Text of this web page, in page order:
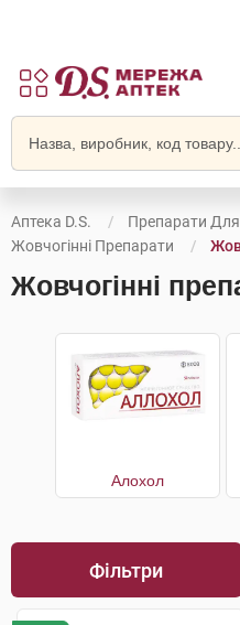
Аптека D.S.
Препарати Для
Жовчогінні Препарати
Жовчогінні
Алохол
Фільтри